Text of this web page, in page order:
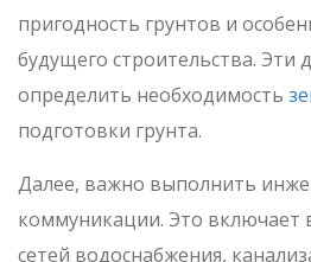
пригодность грунтов и
будущего строительства. Эти
определить необходимость
подготовки грунта.
Далее, важно выполнить
коммуникации. Это включает
сетей водоснабжения,